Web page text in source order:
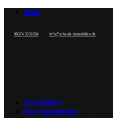
Mail
08374 3231034 info@schaule-immobilien.de
Immobilien
Für Eigentümer